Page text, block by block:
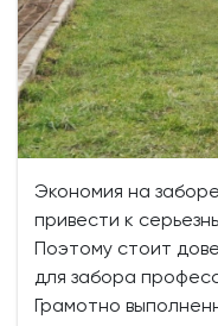
Экономия на
привести к
Поэтому стоит
для забора
Грамотно